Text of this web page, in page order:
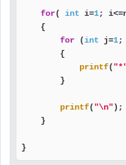
for( int i=1;
    {
for (int j=1;
        {
printf(
        }
printf("\n");
    }
}